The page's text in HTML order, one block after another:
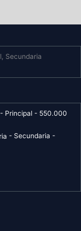
Secundaria
Principal- 550.000
- Secundaria -